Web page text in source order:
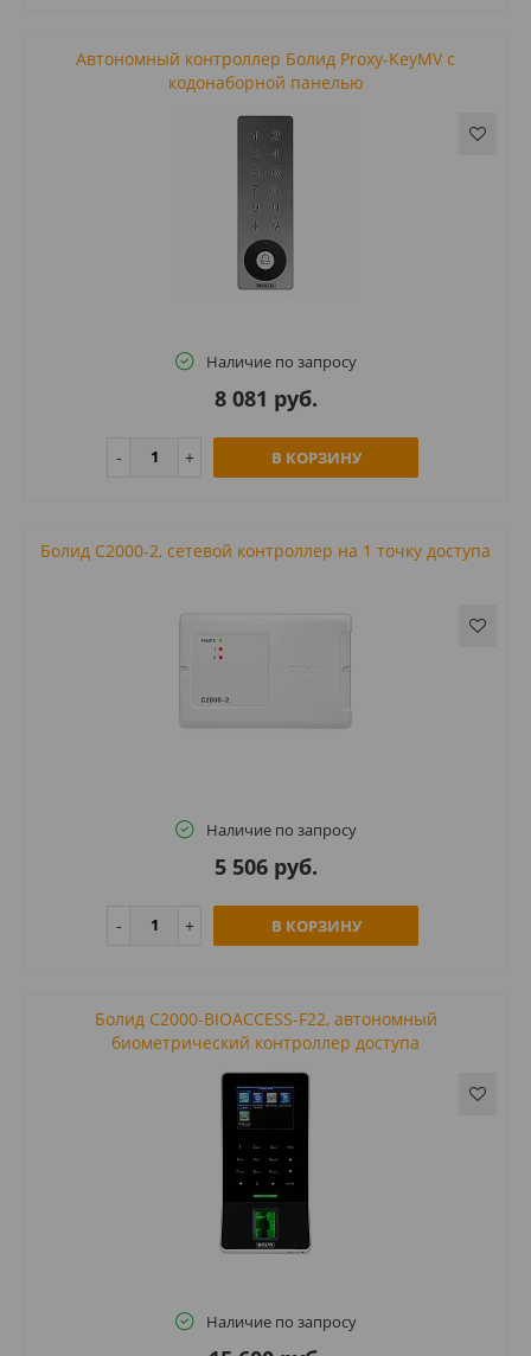
Автономный контроллер Болид Proxy-KeyMV с
кодонаборной панелью
Наличие по запросу
8 081 руб.
В КОРЗИНУ
Болид С2000-2, сетевой контроллер на 1 точку доступа
Наличие по запросу
5 506 руб.
В КОРЗИНУ
Болид С2000-BIOACCESS-F22, автономный
биометрический контроллер доступа
Наличие по запросу